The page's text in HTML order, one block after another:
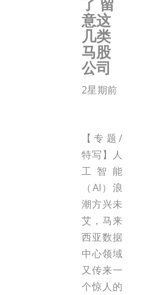
意这
几类
马股
公司
2星期前
【专题/
特写】人
工智能
（AI）浪
潮方兴未
艾，马来
西亚数据
中心领域
又传来一
个惊人的